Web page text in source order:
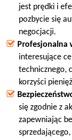
jest prędki i
pozbycie się
negocjacji.
Profesjonalna
interesujące
technicznego,
korzyści
się zgodnie z
zapewniając